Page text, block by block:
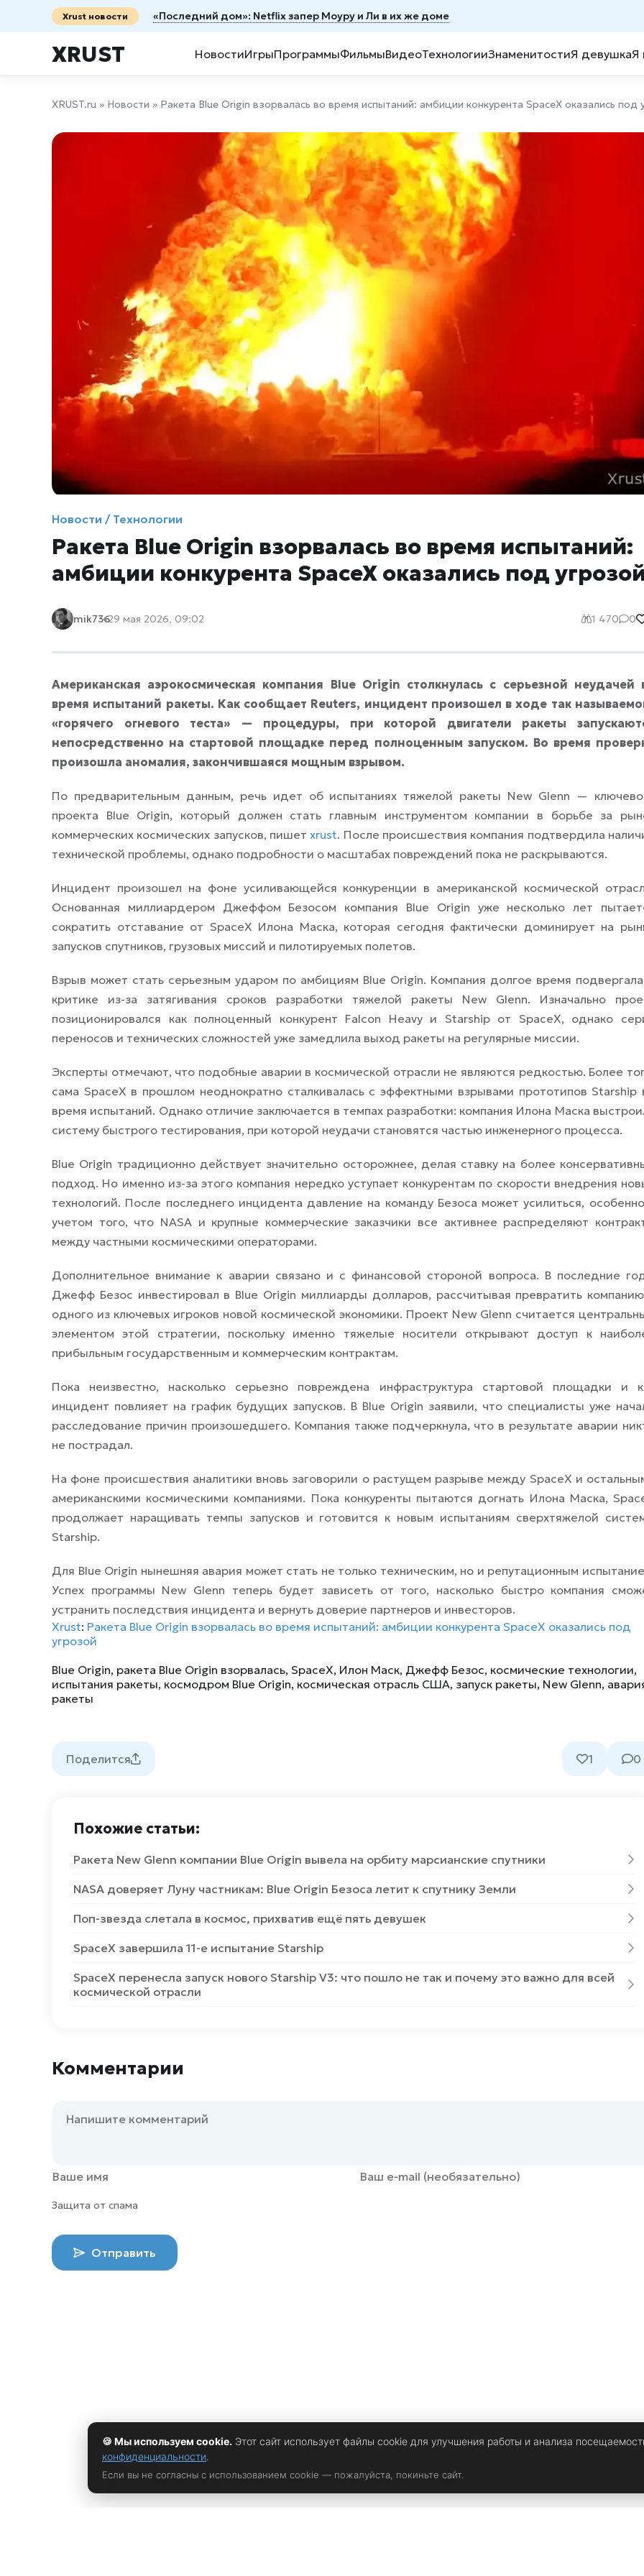
Xrust новости «Последний дом»: Netflix запер Моуру и Ли в их же доме
XRUST НовостиИгрыПрограммыФильмыВидеоТехнологииЗнаменитостиЯ девушкаЯ
XRUST.ru » Новости » Ракета Blue Origin взорвалась во время испытаний: амбиции конкурента SpaceX оказались под
Новости / Технологии
Ракета Blue Origin взорвалась во время испытаний:
амбиции конкурента SpaceX оказались под
mik73629 мая 2026, 09:02 1 470 0
Американская аэрокосмическая компания Blue Origin столкнулась с серьезной неудачей
время испытаний ракеты. Как сообщает Reuters, инцидент произошел в ходе так
«горячего огневого теста» — процедуры, при которой двигатели ракеты
непосредственно на стартовой площадке перед полноценным запуском. Во время
произошла аномалия, закончившаяся мощным взрывом.
По предварительным данным, речь идет об испытаниях тяжелой ракеты New Glenn —
проекта Blue Origin, который должен стать главным инструментом компании в борьбе за
коммерческих космических запусков, пишетxrust. После происшествия компания подтвердила
технической проблемы, однако подробности о масштабах повреждений пока не раскрываются.
Инцидент произошел на фоне усиливающейся конкуренции в американской космической
Основанная миллиардером Джеффом Безосом компания Blue Origin уже несколько лет
сократить отставание от SpaceX Илона Маска, которая сегодня фактически доминирует на
запусков спутников, грузовых миссий и пилотируемых полетов.
Взрыв может стать серьезным ударом по амбициям Blue Origin. Компания долгое время
критике из-за затягивания сроков разработки тяжелой ракеты New Glenn. Изначально
позиционировался как полноценный конкурент Falcon Heavy и Starship от SpaceX, однако
переносов и технических сложностей уже замедлила выход ракеты на регулярные миссии.
Эксперты отмечают, что подобные аварии в космической отрасли не являются редкостью. Более
сама SpaceX в прошлом неоднократно сталкивалась с эффектными взрывами прототипов Starship
время испытаний. Однако отличие заключается в темпах разработки: компания Илона Маска
систему быстрого тестирования, при которой неудачи становятся частью инженерного процесса.
Blue Origin традиционно действует значительно осторожнее, делая ставку на более
подход. Но именно из-за этого компания нередко уступает конкурентам по скорости внедрения
технологий. После последнего инцидента давление на команду Безоса может усилиться,
учетом того, что NASA и крупные коммерческие заказчики все активнее распределяют
между частными космическими операторами.
Дополнительное внимание к аварии связано и с финансовой стороной вопроса. В последние
Джефф Безос инвестировал в Blue Origin миллиарды долларов, рассчитывая превратить
одного из ключевых игроков новой космической экономики. Проект New Glenn считается
элементом этой стратегии, поскольку именно тяжелые носители открывают доступ к
прибыльным государственным и коммерческим контрактам.
Пока неизвестно, насколько серьезно повреждена инфраструктура стартовой площадки и
инцидент повлияет на график будущих запусков. В Blue Origin заявили, что специалисты уже
расследование причин произошедшего. Компания также подчеркнула, что в результате аварии
не пострадал.
На фоне происшествия аналитики вновь заговорили о растущем разрыве между SpaceX и
американскими космическими компаниями. Пока конкуренты пытаются догнать Илона Маска,
продолжает наращивать темпы запусков и готовится к новым испытаниям сверхтяжелой
Starship.
Для Blue Origin нынешняя авария может стать не только техническим, но и репутационным
Успех программы New Glenn теперь будет зависеть от того, насколько быстро компания
устранить последствия инцидента и вернуть доверие партнеров и инвесторов.
Xrust: Ракета Blue Origin взорвалась во время испытаний: амбиции конкурента SpaceX оказались под
угрозой
Blue Origin, ракета Blue Origin взорвалась, SpaceX, Илон Маск, Джефф Безос, космические технологии,
испытания ракеты, космодром Blue Origin, космическая отрасль США, запуск ракеты, New Glenn,
ракеты
Поделится 1 0
Похожие статьи:
Ракета New Glenn компании Blue Origin вывела на орбиту марсианские спутники
NASA доверяет Луну частникам: Blue Origin Безоса летит к спутнику Земли
Поп-звезда слетала в космос, прихватив ещё пять девушек
SpaceX завершила 11-е испытание Starship
SpaceX перенесла запуск нового Starship V3: что пошло не так и почему это важно для всей
космической отрасли
Комментарии
Защита от спама
Отправить
🍪 Мы используем cookie. Этот сайт использует файлы cookie для улучшения работы и анализа
конфиденциальности.
Если вы не согласны с использованием cookie — пожалуйста, покиньте сайт.